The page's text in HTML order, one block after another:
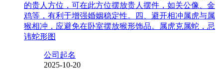
的贵人方位，可在此方位摆放贵人摆件，如关公像、金
鸡等，有利于增强婚姻稳定性。四、避开相冲属虎与属
猴相冲，应避免在卧室摆放猴形饰品。属虎克属蛇，忌
讳蛇形图
公司起名
2025-10-20